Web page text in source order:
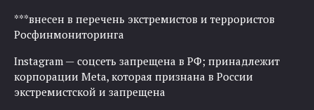
***внесен в перечень экстремистов и террористов
Росфинмониторинга
Instagram — соцсеть запрещена в РФ; принадлежит
корпорации Meta, которая признана в России
экстремистской и запрещена